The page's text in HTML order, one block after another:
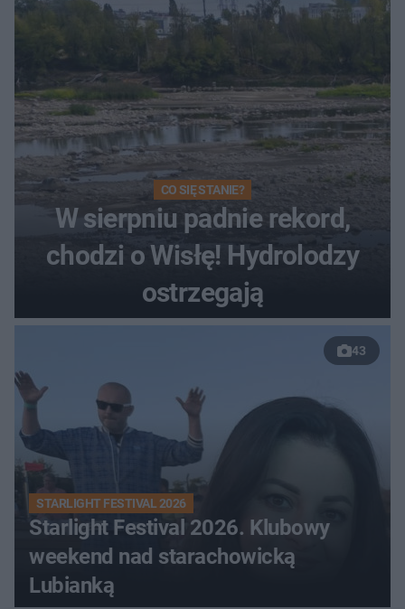
CO SIĘ STANIE?
W sierpniu padnie rekord,
chodzi o Wisłę! Hydrolodzy
ostrzegają
43
STARLIGHT FESTIVAL 2026
Starlight Festival 2026. Klubowy
weekend nad starachowicką
Lubianką